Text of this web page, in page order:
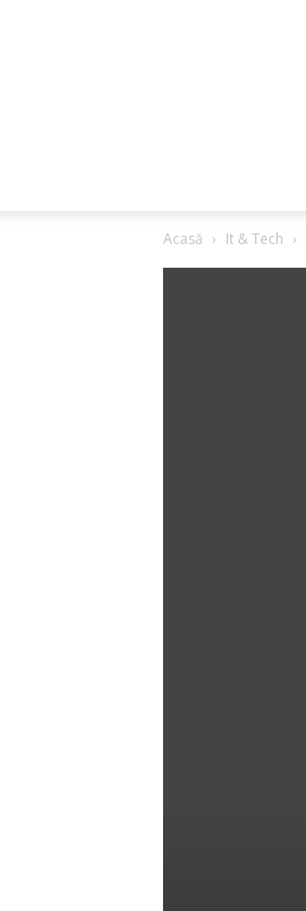
Acasă It & Tech